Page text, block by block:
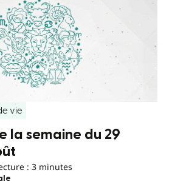
vie
la semaine du 29
: 3 minutes